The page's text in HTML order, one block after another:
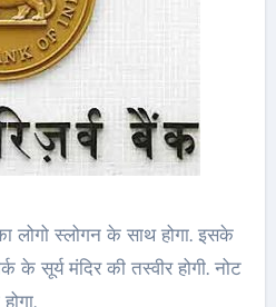
लोगो स्लोगन के साथ होगा. इसके
के सूर्य मंदिर की तस्वीर होगी. नोट